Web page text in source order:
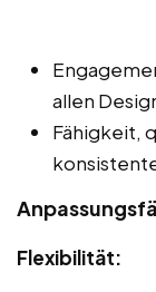
allen
Fähigkeit,
Flexibilität: